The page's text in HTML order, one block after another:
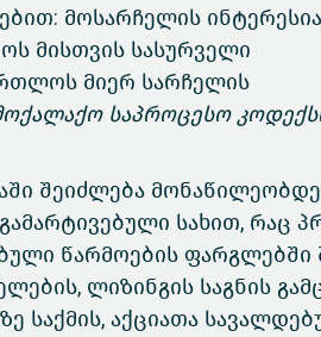
მოსარჩელის
მისთვის სასურველი
მიერ სარჩელის
საპროცესო
შეიძლება
სახით, რაც
წარმოების ფარგლებში
ლიზინგის საგნის
საქმის, აქციათა